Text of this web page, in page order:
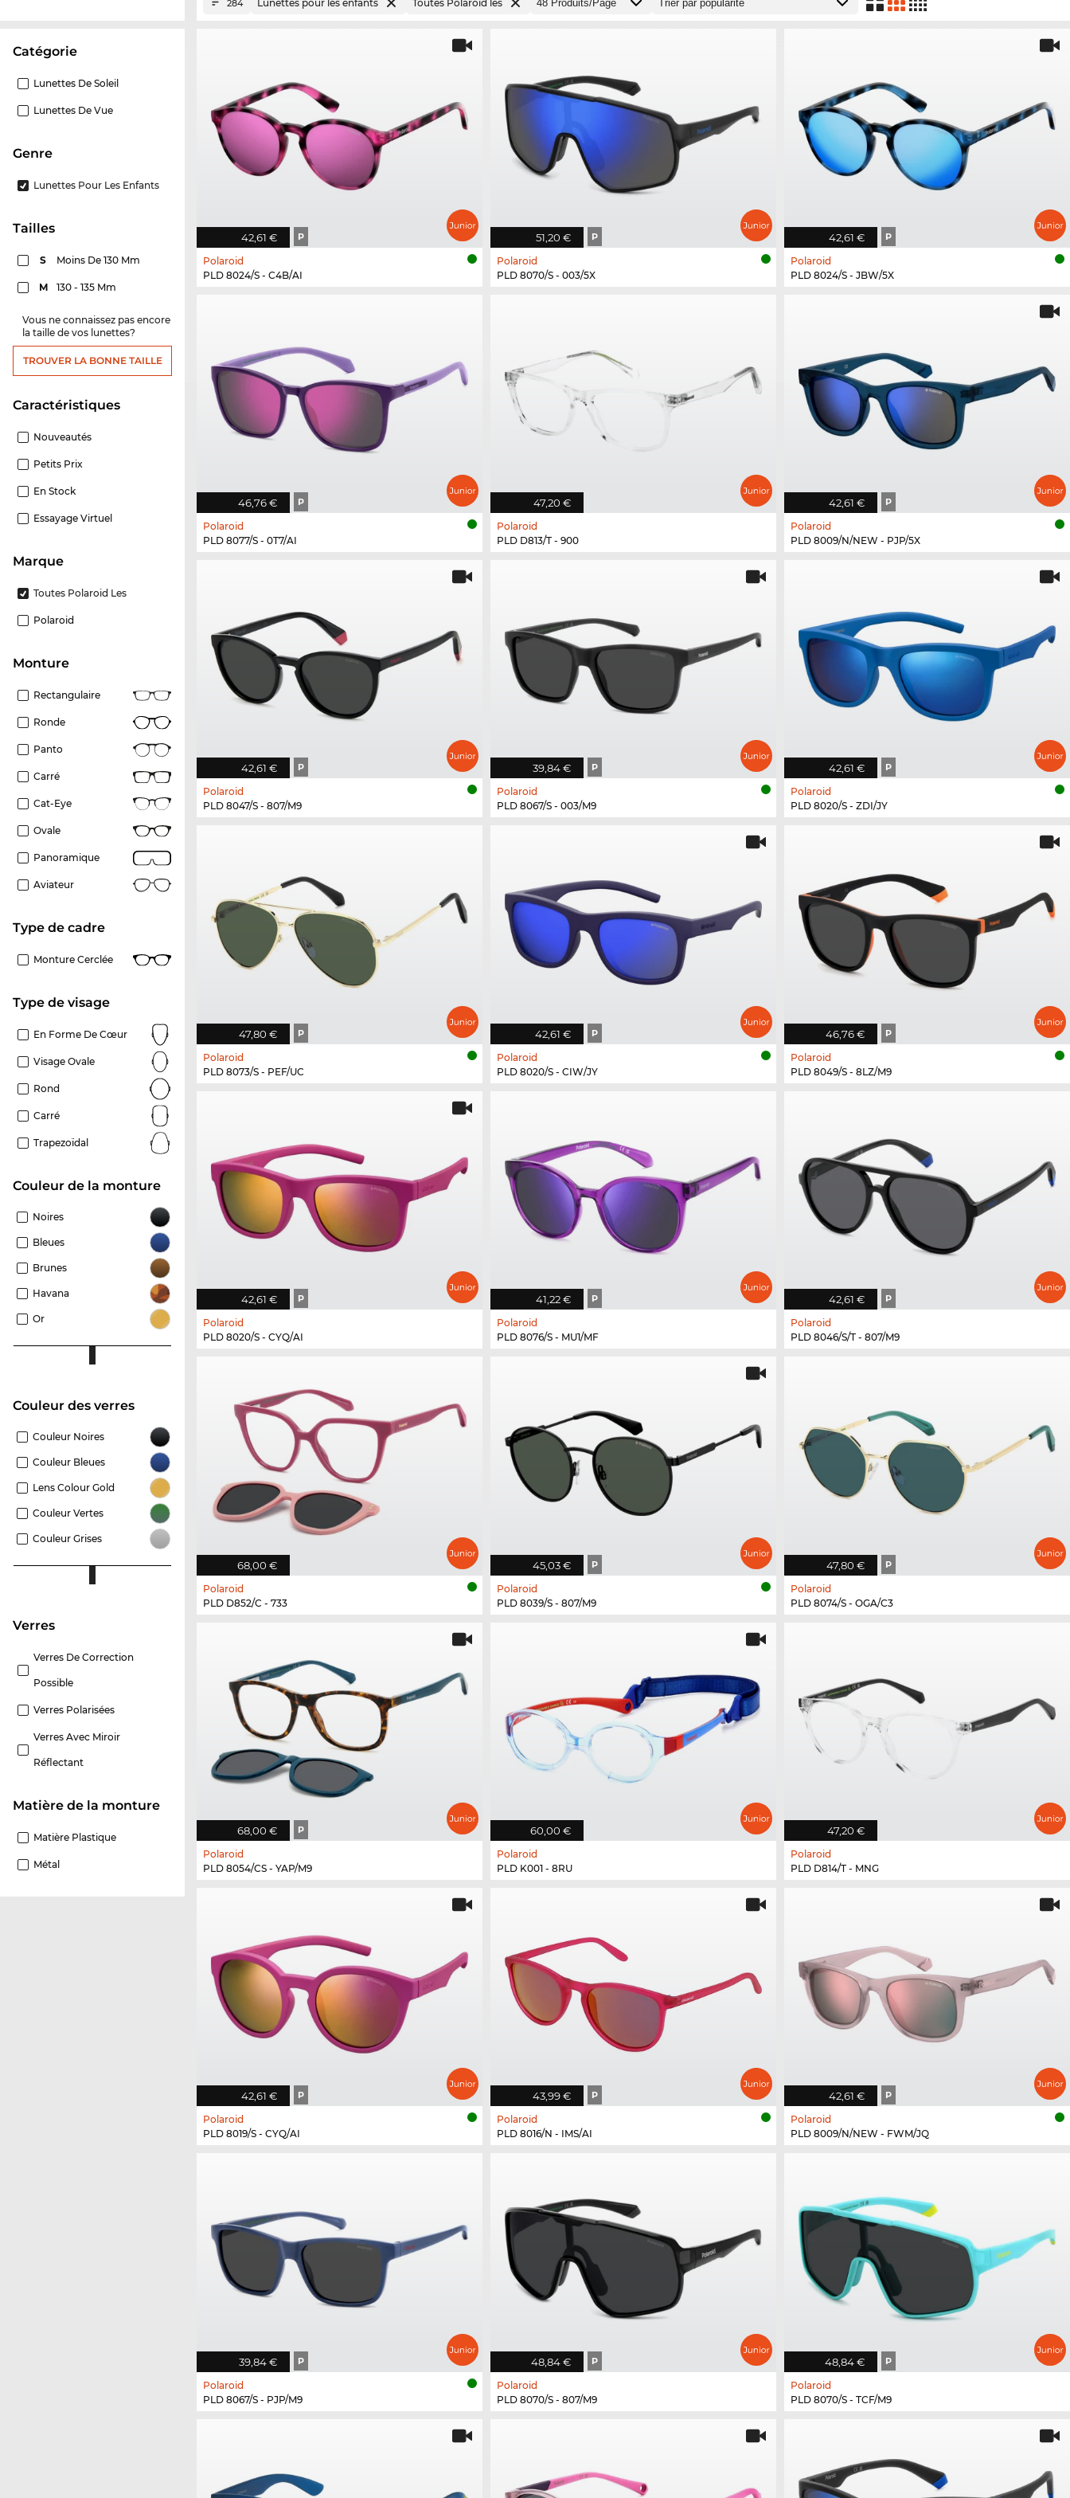
Catégorie
Lunettes De Soleil
Lunettes De Vue
Genre
Lunettes Pour Les Enfants
Tailles
S Moins De 130 Mm
M 130 - 135 Mm
Vous ne connaissez pas encore
la taille de vos lunettes?
TROUVER LA BONNE TAILLE
Caractéristiques
Nouveautés
Petits Prix
En Stock
Essayage Virtuel
Marque
Toutes Polaroid Les
Polaroid
Monture
Rectangulaire
Ronde
Panto
Carré
Cat-Eye
Ovale
Panoramique
Aviateur
Type de cadre
Monture Cerclée
Type de visage
En Forme De Cœur
Visage Ovale
Rond
Carré
Trapezoïdal
Couleur de la monture
Noires
Bleues
Brunes
Havana
Or
Couleur des verres
Couleur Noires
Couleur Bleues
Lens Colour Gold
Couleur Vertes
Couleur Grises
Verres
Verres De Correction
Possible
Verres Polarisées
Verres Avec Miroir
Réflectant
Matière de la monture
Matière Plastique
Métal
284 Lunettes pour les enfants Toutes Polaroid les
42,61 € P
Polaroid
PLD 8024/S - C4B/AI
51,20 € P
Polaroid
PLD 8070/S - 003/5X
42,61 € P
Polaroid
PLD 8024/S - JBW/5X
46,76 € P
Polaroid
PLD 8077/S - 0T7/AI
47,20 €
Polaroid
PLD D813/T - 900
42,61 € P
Polaroid
PLD 8009/N/NEW - PJP/5X
42,61 € P
Polaroid
PLD 8047/S - 807/M9
39,84 € P
Polaroid
PLD 8067/S - 003/M9
42,61 € P
Polaroid
PLD 8020/S - ZDI/JY
47,80 € P
Polaroid
PLD 8073/S - PEF/UC
42,61 € P
Polaroid
PLD 8020/S - CIW/JY
46,76 € P
Polaroid
PLD 8049/S - 8LZ/M9
42,61 € P
Polaroid
PLD 8020/S - CYQ/AI
41,22 € P
Polaroid
PLD 8076/S - MU1/MF
42,61 € P
Polaroid
PLD 8046/S/T - 807/M9
68,00 €
Polaroid
PLD D852/C - 733
45,03 € P
Polaroid
PLD 8039/S - 807/M9
47,80 € P
Polaroid
PLD 8074/S - OGA/C3
68,00 € P
Polaroid
PLD 8054/CS - YAP/M9
60,00 €
Polaroid
PLD K001 - 8RU
47,20 €
Polaroid
PLD D814/T - MNG
42,61 € P
Polaroid
PLD 8019/S - CYQ/AI
43,99 € P
Polaroid
PLD 8016/N - IMS/AI
42,61 € P
Polaroid
PLD 8009/N/NEW - FWM/JQ
39,84 € P
Polaroid
PLD 8067/S - PJP/M9
48,84 € P
Polaroid
PLD 8070/S - 807/M9
48,84 € P
Polaroid
PLD 8070/S - TCF/M9